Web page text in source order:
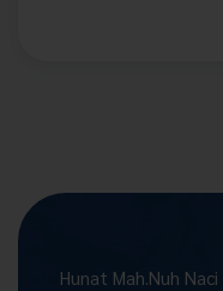
Hunat Mah.Nuh Naci